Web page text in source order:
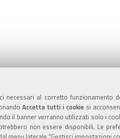
necessari al corretto funzionamento
Accetta tutti i cookie si
il banner verranno utilizzati solo i
non essere disponibili. Le